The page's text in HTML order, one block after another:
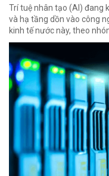
Trí tuệ nhân tạo (AI) đang
và hạ tầng dồn vào công
kinh tế nước này, theo